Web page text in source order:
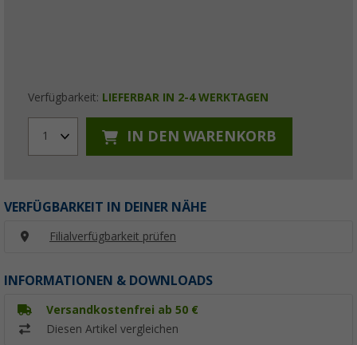
Verfügbarkeit: LIEFERBAR IN 2-4 WERKTAGEN
1 IN DEN WARENKORB
VERFÜGBARKEIT IN DEINER NÄHE
Filialverfügbarkeit prüfen
INFORMATIONEN & DOWNLOADS
Versandkostenfrei ab 50 €
Diesen Artikel vergleichen